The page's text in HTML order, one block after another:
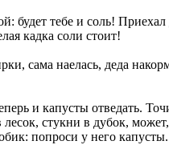
будет тебе и соль! Приехал
кадка соли стоит!
сама наелась, деда
и капусты отведать.
стукни в дубок,
попроси у него капусты.